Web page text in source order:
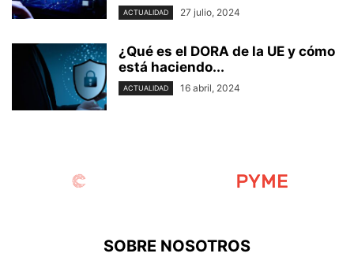
ACTUALIDAD 27 julio, 2024
¿Qué es el DORA de la UE y cómo
está haciendo...
ACTUALIDAD 16 abril, 2024
SOBRE NOSOTROS